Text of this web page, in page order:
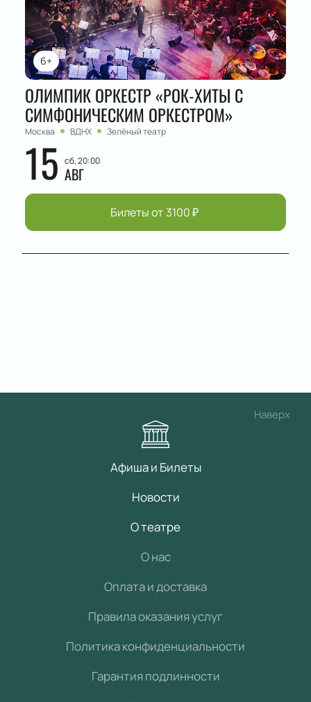
6+
ОЛИМПИК ОРКЕСТР «РОК-ХИТЫ С
СИМФОНИЧЕСКИМ ОРКЕСТРОМ»
Москва ВДНХ Зелёный театр
15 сб, 20:00
АВГ
Билеты от 3100₽
Наверх
Афиша и Билеты
Новости
О театре
О нас
Оплата и доставка
Правила оказания услуг
Политика конфиденциальности
Гарантия подлинности